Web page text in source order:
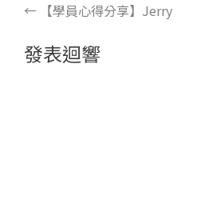
← 【學員心得分享】Jerry
發表迴響